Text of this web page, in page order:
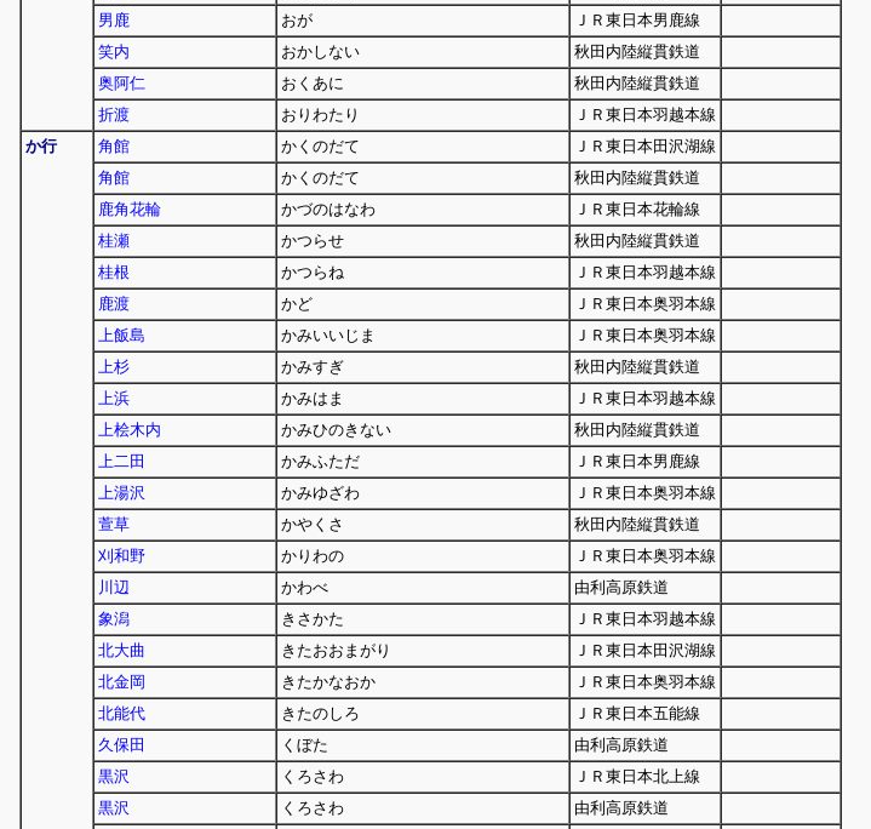
男鹿
おが
ＪＲ東日本男鹿線
笑内
おかしない
秋田内陸縦貫鉄道
奥阿仁
おくあに
秋田内陸縦貫鉄道
折渡
おりわたり
ＪＲ東日本羽越本線
か行
角館 かくのだて
ＪＲ東日本田沢湖線
角館
かくのだて
秋田内陸縦貫鉄道
鹿角花輪
かづのはなわ
ＪＲ東日本花輪線
桂瀬
かつらせ
秋田内陸縦貫鉄道
桂根
かつらね
ＪＲ東日本羽越本線
鹿渡
かど
ＪＲ東日本奥羽本線
上飯島
かみいいじま
ＪＲ東日本奥羽本線
上杉
かみすぎ
秋田内陸縦貫鉄道
上浜
かみはま
ＪＲ東日本羽越本線
上桧木内
かみひのきない
秋田内陸縦貫鉄道
上二田
かみふただ
ＪＲ東日本男鹿線
上湯沢
かみゆざわ
ＪＲ東日本奥羽本線
萱草
かやくさ
秋田内陸縦貫鉄道
刈和野
かりわの
ＪＲ東日本奥羽本線
川辺
かわべ
由利高原鉄道
象潟
きさかた
ＪＲ東日本羽越本線
北大曲
きたおおまがり
ＪＲ東日本田沢湖線
北金岡
きたかなおか
ＪＲ東日本奥羽本線
北能代
きたのしろ
ＪＲ東日本五能線
久保田
くぼた
由利高原鉄道
黒沢
くろさわ
ＪＲ東日本北上線
黒沢
くろさわ
由利高原鉄道